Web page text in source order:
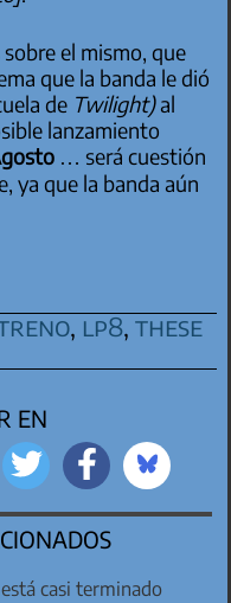
el mismo, que
que la banda le dió
de Twilight)al
lanzamiento
… será cuestión
ya que la banda aún
, lp8,these
EN
casi terminado